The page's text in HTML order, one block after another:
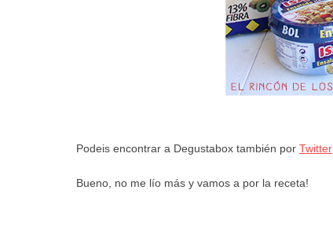
Podeis encontrar a Degustabox también por Twitter
Bueno, no me lío más y vamos a por la receta!